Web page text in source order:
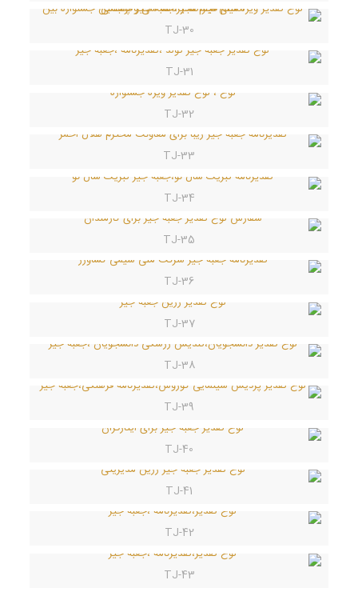
TJ-30
TJ-31
TJ-32
TJ-33
TJ-34
TJ-35
TJ-36
TJ-37
TJ-38
TJ-39
TJ-40
TJ-41
TJ-42
TJ-43